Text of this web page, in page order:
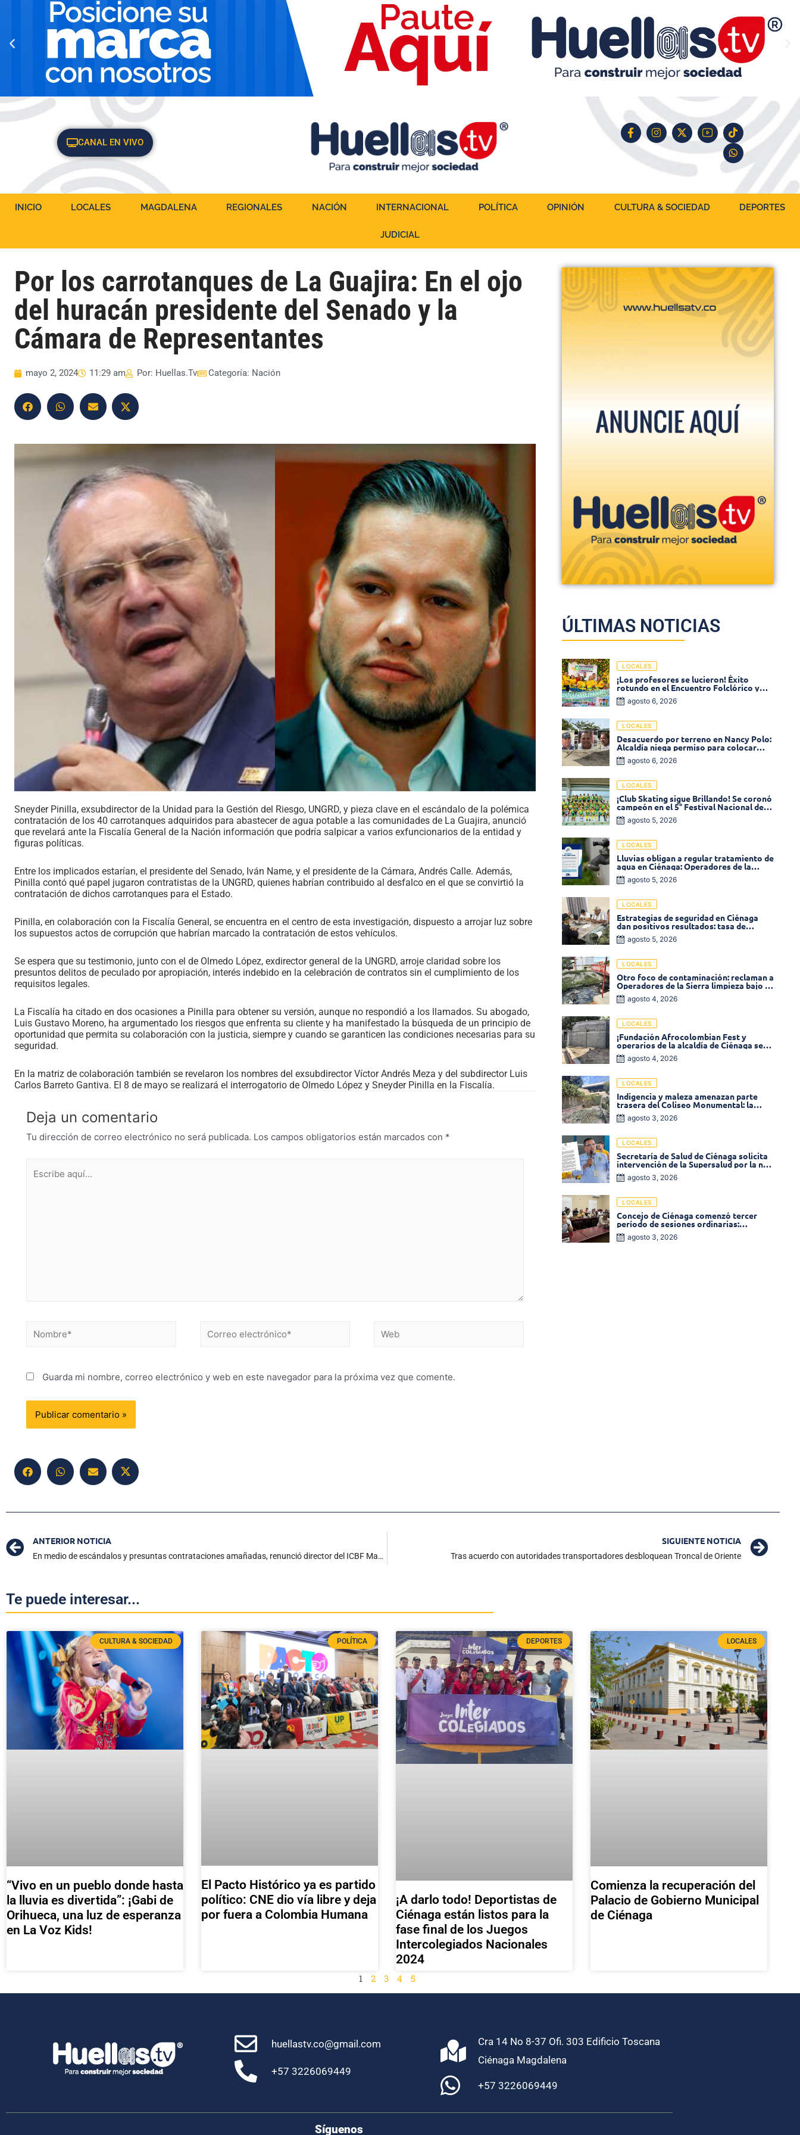
CANAL EN VIVO
INICIO LOCALES MAGDALENA REGIONALES NACIÓN INTERNACIONAL POLÍTICA OPINIÓN CULTURA & SOCIEDAD DEPORTES
JUDICIAL
Por los carrotanques de La Guajira: En el ojo
del huracán presidente del Senado y la
Cámara de Representantes
mayo 2, 2024 11:29 am Por: Huellas.Tv Categoría: Nación
Sneyder Pinilla, exsubdirector de la Unidad para la Gestión del Riesgo, UNGRD, y pieza clave en el escándalo de la polémica
contratación de los 40 carrotanques adquiridos para abastecer de agua potable a las comunidades de La Guajira, anunció
que revelará ante la Fiscalía General de la Nación información que podría salpicar a varios exfuncionarios de la entidad y
figuras políticas.
Entre los implicados estarían, el presidente del Senado, Iván Name, y el presidente de la Cámara, Andrés Calle. Además,
Pinilla contó qué papel jugaron contratistas de la UNGRD, quienes habrían contribuido al desfalco en el que se convirtió la
contratación de dichos carrotanques para el Estado.
Pinilla, en colaboración con la Fiscalía General, se encuentra en el centro de esta investigación, dispuesto a arrojar luz sobre
los supuestos actos de corrupción que habrían marcado la contratación de estos vehículos.
Se espera que su testimonio, junto con el de Olmedo López, exdirector general de la UNGRD, arroje claridad sobre los
presuntos delitos de peculado por apropiación, interés indebido en la celebración de contratos sin el cumplimiento de los
requisitos legales.
La Fiscalía ha citado en dos ocasiones a Pinilla para obtener su versión, aunque no respondió a los llamados. Su abogado,
Luis Gustavo Moreno, ha argumentado los riesgos que enfrenta su cliente y ha manifestado la búsqueda de un principio de
oportunidad que permita su colaboración con la justicia, siempre y cuando se garanticen las condiciones necesarias para su
seguridad.
En la matriz de colaboración también se revelaron los nombres del exsubdirector Víctor Andrés Meza y del subdirector Luis
Carlos Barreto Gantiva. El 8 de mayo se realizará el interrogatorio de Olmedo López y Sneyder Pinilla en la Fiscalía.
Deja un comentario
Tu dirección de correo electrónico no será publicada. Los campos obligatorios están marcados con *
Guarda mi nombre, correo electrónico y web en este navegador para la próxima vez que comente.
ÚLTIMAS NOTICIAS
LOCALES
¡Los profesores se lucieron! Éxito
rotundo en el Encuentro Folclórico y
Cultural del Magisterio 2026 en Ciénaga
agosto 6, 2026
LOCALES
Desacuerdo por terreno en Nancy Polo:
Alcaldía niega permiso para colocar
venta de comidas
agosto 6, 2026
LOCALES
¡Club Skating sigue Brillando! Se coronó
campeón en el 5° Festival Nacional de
Patinaje «Soledad sobre Ruedas»
agosto 5, 2026
LOCALES
Lluvias obligan a regular tratamiento de
agua en Ciénaga: Operadores de la
Sierra anuncia baja presión en varios
sectores
agosto 5, 2026
LOCALES
Estrategias de seguridad en Ciénaga
dan positivos resultados: tasa de
homicidios disminuyó un 58% en 2026
agosto 5, 2026
LOCALES
Otro foco de contaminación: reclaman a
Operadores de la Sierra limpieza bajo el
puente de la calle 19 con carrera 11
agosto 4, 2026
LOCALES
¡Fundación Afrocolombian Fest y
operarios de la alcaldía de Ciénaga se
ponen la 10! Realizan limpieza de la
parte posterior del Coliseo
agosto 4, 2026
LOCALES
Indigencia y maleza amenazan parte
trasera del Coliseo Monumental: la
comunidad exige acción inmediata!
agosto 3, 2026
LOCALES
Secretaría de Salud de Ciénaga solicita
intervención de la Supersalud por la no
entrega de medicamentos en las EPS
agosto 3, 2026
LOCALES
Concejo de Ciénaga comenzó tercer
período de sesiones ordinarias:
Operadores de la Sierra tema central de
la plenaria
agosto 3, 2026
ANTERIOR NOTICIA
En medio de escándalos y presuntas contrataciones amañadas, renunció director del ICBF Magdalena
SIGUIENTE NOTICIA
Tras acuerdo con autoridades transportadores desbloquean Troncal de Oriente
Te puede interesar...
CULTURA & SOCIEDAD
“Vivo en un pueblo donde hasta
la lluvia es divertida”: ¡Gabi de
Orihueca, una luz de esperanza
en La Voz Kids!
POLÍTICA
El Pacto Histórico ya es partido
político: CNE dio vía libre y deja
por fuera a Colombia Humana
DEPORTES
¡A darlo todo! Deportistas de
Ciénaga están listos para la
fase final de los Juegos
Intercolegiados Nacionales
2024
LOCALES
Comienza la recuperación del
Palacio de Gobierno Municipal
de Ciénaga
1 2 3 4 5
huellastv.co@gmail.com
+57 3226069449
Cra 14 No 8-37 Ofi. 303 Edificio Toscana
Ciénaga Magdalena
+57 3226069449
Síguenos